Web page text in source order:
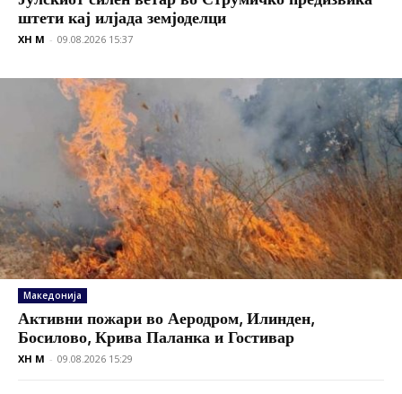
штети кај илјада земјоделци
XH M - 09.08.2026 15:37
Македонија
Активни пожари во Аеродром, Илинден,
Босилово, Крива Паланка и Гостивар
XH M - 09.08.2026 15:29